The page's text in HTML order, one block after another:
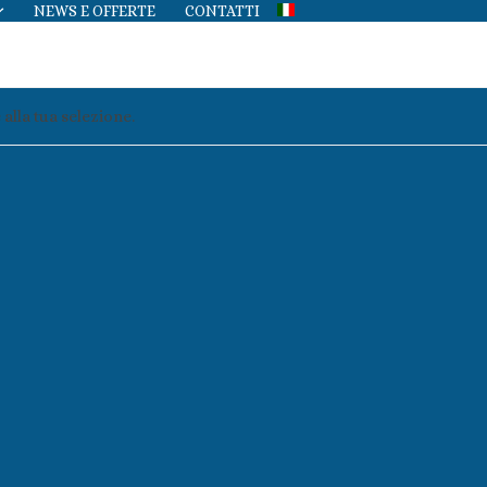
NEWS E OFFERTE CONTATTI
tua selezione.